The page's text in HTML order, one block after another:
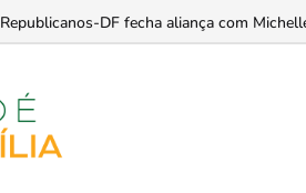
Luis Miranda ganha protagonismo na